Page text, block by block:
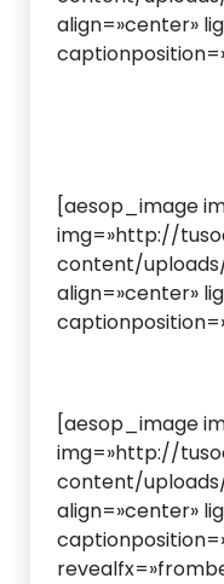
align=»center»
[aesop_image
img=»http://
content/uploads/
align=»center»
[aesop_image
img=»http://
content/
align=»center»